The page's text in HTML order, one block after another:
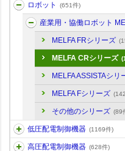
ロボット (651件)
産業用・協働ロボット
MELFA FRシリーズ
MELFA CRシリーズ
MELFA ASSISTAシリ
MELFA Fシリーズ
その他のシリーズ (89
低圧配電制御機器 (1169件)
高圧配電制御機器 (628件)